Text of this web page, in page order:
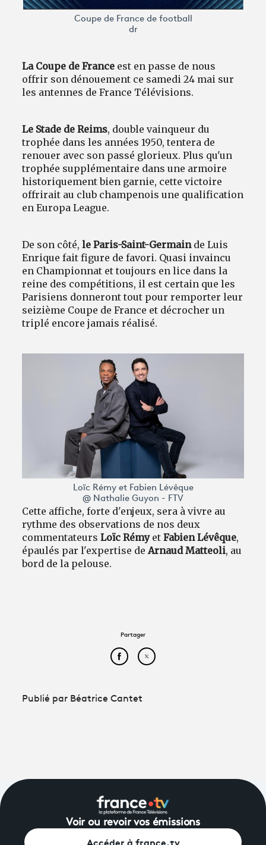
Coupe de France de football
dr
La Coupe de France est en passe de nous
offrir son dénouement ce samedi 24 mai sur
les antennes de France Télévisions.
Le Stade de Reims, double vainqueur du
trophée dans les années 1950, tentera de
renouer avec son passé glorieux. Plus qu'un
trophée supplémentaire dans une armoire
historiquement bien garnie, cette victoire
offrirait au club champenois une qualification
en Europa League.
De son côté,le Paris-Saint-Germainde Luis
Enrique fait figure de favori. Quasi invaincu
en Championnat et toujours en lice dans la
reine des compétitions, il est certain que les
Parisiens donneront tout pour remporter leur
seizième Coupe de France et décrocher un
triplé encore jamais réalisé.
Loïc Rémy et Fabien Lévêque
@ Nathalie Guyon - FTV
Cette affiche, forte d'enjeux, sera à vivre au
rythme des observations de nos deux
commentateursLoïc RémyetFabien Lévêque,
épaulés par l'expertise deArnaud Matteoli, au
bord de la pelouse.
Partager
Partager cet article sur
Partager cet article sur
Publié par Béatrice Cantet
Voir ou revoir vos émissions
Accéder à france.tv